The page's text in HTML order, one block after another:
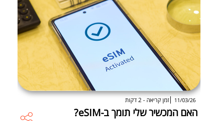
11/03/26 זמן קריאה - 2 דקות
האם המכשיר שלי תומך ב-eSIM?